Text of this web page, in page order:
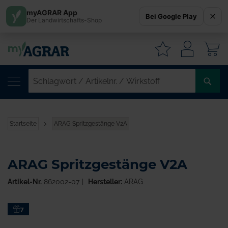
Startseite ARAG Spritzgestänge V2A
Zum7
ARAG Spritzgestänge V2A
Artikel-Nr. 862002-07 Hersteller:ARAG
myAGRAR App
Der Landwirtschafts-Shop Bei Google Play